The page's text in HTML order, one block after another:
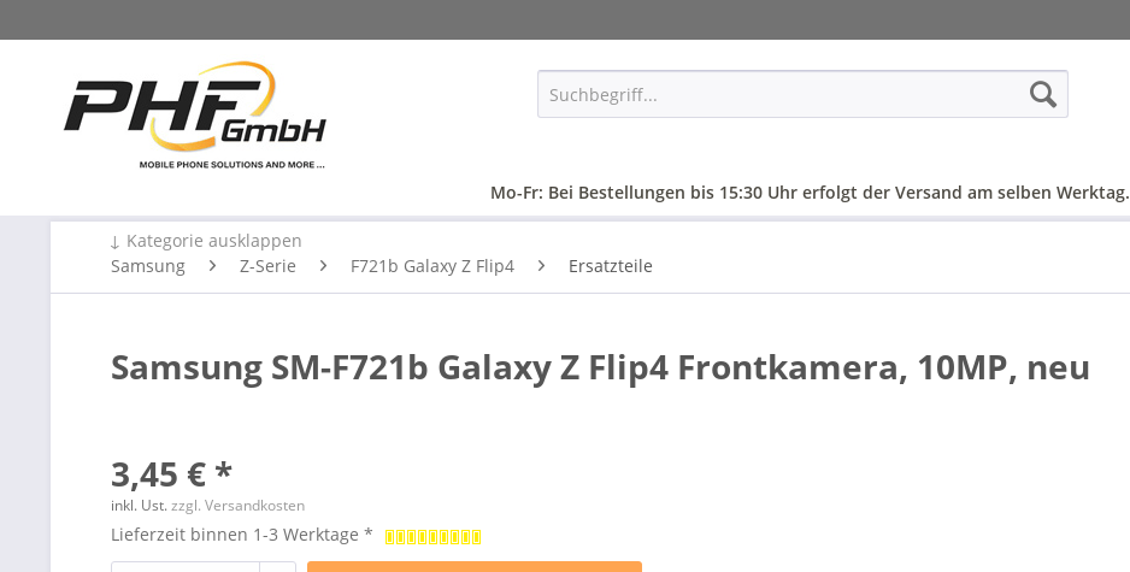
Mo-Fr: Bei Bestellungen bis 15:30 Uhr erfolgt der Versand am selben Werktag.
↓ Kategorie ausklappen
Samsung
Z-Serie F721b Galaxy Z Flip4 Ersatzteile
Samsung SM-F721b Galaxy Z Flip4 Frontkamera, 10MP, neu
3,45 € *
inkl. Ust.zzgl. Versandkosten
Lieferzeit binnen 1-3 Werktage *